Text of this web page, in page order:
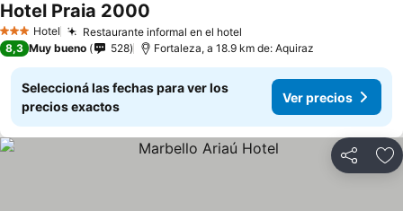
3 Estrellas
Hotel Restaurante informal en el hotel
Hotel Praia 2000
8,3 Muy bueno 528 Fortaleza, a 18.9 km de: Aquiraz
Seleccioná las fechas para ver los
precios exactos
Ver precios
Compartir